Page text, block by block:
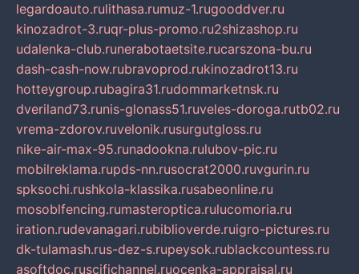
legardoauto.rulithasa.rumuz-1.rugooddver.ru
kinozadrot-3.ruqr-plus-promo.ru2shizashop.ru
udalenka-club.runerabotaetsite.rucarszona-bu.ru
dash-cash-now.rubravoprod.rukinozadrot13.ru
hotteygroup.rubagira31.rudommarketnsk.ru
dveriland73.runis-glonass51.ruveles-doroga.rutb02.ru
vrema-zdorov.ruvelonik.rusurgutgloss.ru
nike-air-max-95.runadookna.rulubov-pic.ru
mobilreklama.rupds-nn.rusocrat2000.ruvgurin.ru
spksochi.rushkola-klassika.rusabeonline.ru
mosoblfencing.rumasteroptica.rulucomoria.ru
iration.rudevanagari.rubiblioverde.ruigro-pictures.ru
dk-tulamash.rus-dez-s.rupeysok.rublackcountess.ru
asoftdoc.ruscifichannel.ruocenka-appraisal.ru